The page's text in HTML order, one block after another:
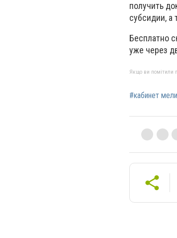
получить
субсидии, а
Бесплатно
уже через
Якщо ви помітили
#кабинет